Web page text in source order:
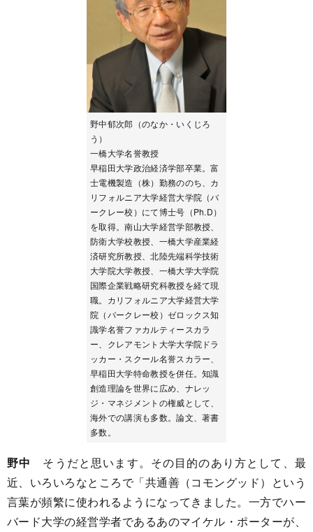
野中郁次郎（のなか・いくじろ
う）
一橋大学名誉教授
早稲田大学政治経済学部卒業。富
士電機製造（株）勤務ののち、カ
リフォルニア大学経営大学院（バ
ークレー校）にて博士号（Ph.D）
を取得。南山大学経営学部教授、
防衛大学校教授、一橋大学産業経
済研究所教授、北陸先端科学技術
大学院大学教授、一橋大学大学院
国際企業戦略研究科教授を経て現
職。カリフォルニア大学経営大学
院（バークレー校）ゼロックス知
識学名誉ファカルティースカラ
ー、クレアモント大学大学院ドラ
ッカー・スクール名誉スカラー、
早稲田大学特命教授を併任。知識
創造理論を世界に広め、ナレッ
ジ・マネジメントの権威として、
海外での講演も多数。論文、著書
多数。
野中
そうだと思います。その目的のあり方として、最
近、いろいろなところで「共通善（コモングッド）という
言葉が頻繁に使われるようになってきました。一方でハー
バード大学の経営学者であるあのマイケル・ポーターが、